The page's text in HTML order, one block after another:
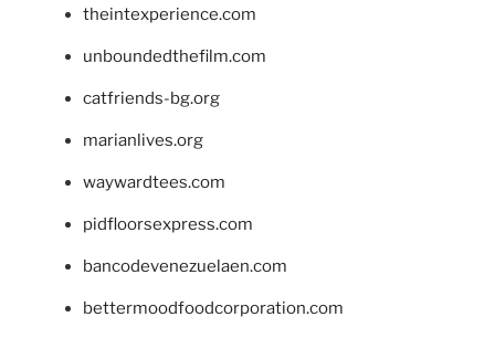
theintexperience.com
unboundedthefilm.com
catfriends-bg.org
marianlives.org
waywardtees.com
pidfloorsexpress.com
bancodevenezuelaen.com
bettermoodfoodcorporation.com